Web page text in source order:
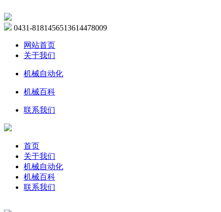
0431-8181456513614478009
网站首页
关于我们
机械自动化
机械百科
联系我们
首页
关于我们
机械自动化
机械百科
联系我们